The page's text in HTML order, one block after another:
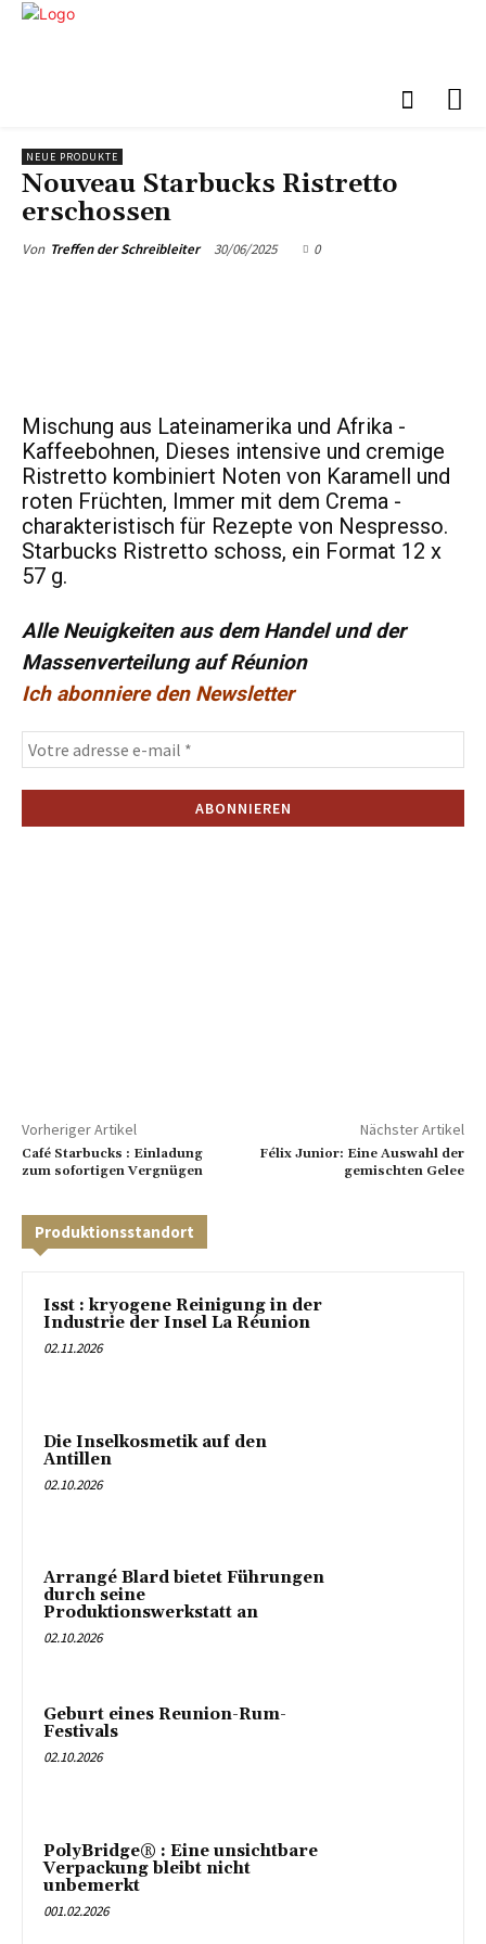
NEUE PRODUKTE
Nouveau Starbucks Ristretto
erschossen
Von Treffen der Schreibleiter 30/06/2025 0
Mischung aus Lateinamerika und Afrika -
Kaffeebohnen, Dieses intensive und cremige
Ristretto kombiniert Noten von Karamell und
roten Früchten, Immer mit dem Crema -
charakteristisch für Rezepte von Nespresso.
Starbucks Ristretto schoss, ein Format 12 x
57 g.
Alle Neuigkeiten aus dem Handel und der
Massenverteilung auf Réunion
Ich abonniere den Newsletter
Vorheriger Artikel
Café Starbucks : Einladung
zum sofortigen Vergnügen
Nächster Artikel
Félix Junior: Eine Auswahl der
gemischten Gelee
Produktionsstandort
Isst : kryogene Reinigung in der
Industrie der Insel La Réunion
02.11.2026
Die Inselkosmetik auf den
Antillen
02.10.2026
Arrangé Blard bietet Führungen
durch seine
Produktionswerkstatt an
02.10.2026
Geburt eines Reunion-Rum-
Festivals
02.10.2026
PolyBridge® : Eine unsichtbare
Verpackung bleibt nicht
unbemerkt
001.02.2026